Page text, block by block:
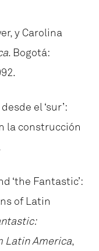
y Carolina
. Bogotá:
el ‘sur’:
la construcción
‘the Fantastic’:
of Latin
Latin America,